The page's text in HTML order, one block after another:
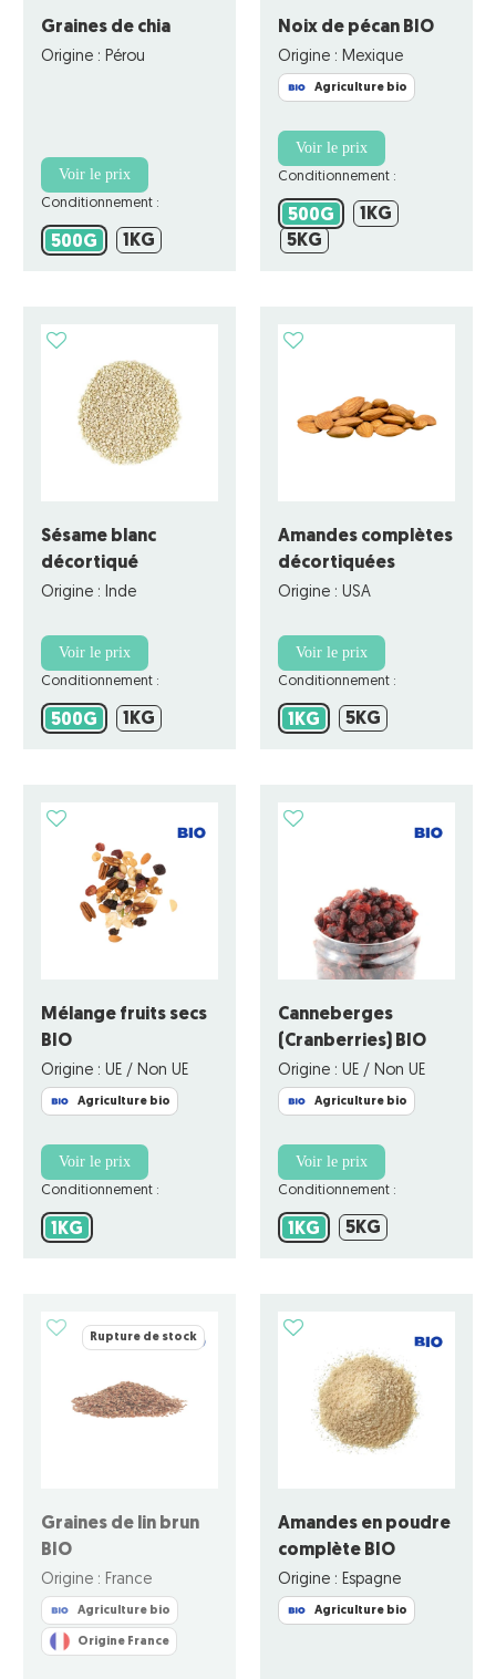
Graines de chia
Origine : Pérou
Voir le prix
Conditionnement :
500G 500G
1KG
Noix de pécan BIO
Origine : Mexique
Agriculture bio
Voir le prix
Conditionnement :
500G 500G
1KG
5KG
Sésame blanc
décortiqué
Origine : Inde
Voir le prix
Conditionnement :
500G 500G
1KG
Amandes complètes
décortiquées
Origine : USA
Voir le prix
Conditionnement :
1KG 1KG5KG
Mélange fruits secs
BIO
Origine : UE / Non UE
Agriculture bio
Voir le prix
Conditionnement :
1KG
Canneberges
(Cranberries) BIO
Origine : UE / Non UE
Agriculture bio
Voir le prix
Conditionnement :
1KG 1KG5KG
Rupture de stock
Graines de lin brun
BIO
Origine : France
Agriculture bio
Origine France
Amandes en poudre
complète BIO
Origine : Espagne
Agriculture bio